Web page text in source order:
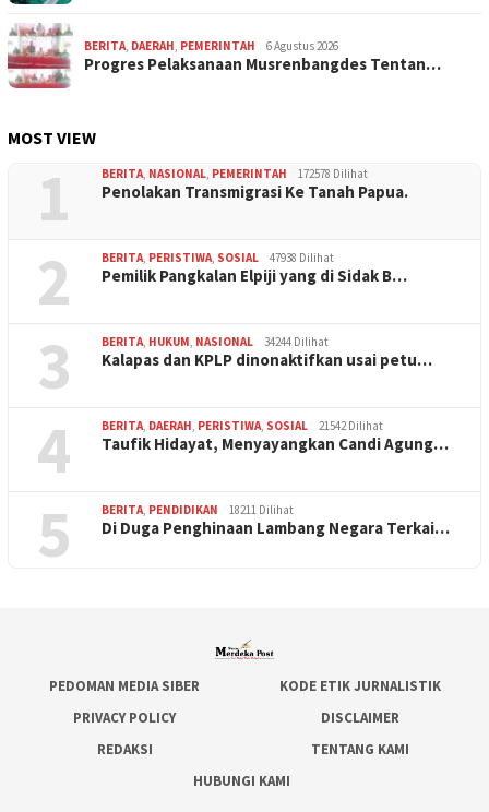
BERITA DAERAH PEMERINTAH 6 Agustus 2026
Progres Pelaksanaan Musrenbangdes Tentan…
MOST VIEW
1 BERITA NASIONAL PEMERINTAH 172578 Dilihat
Penolakan Transmigrasi Ke Tanah Papua.
2 BERITA PERISTIWA SOSIAL 47938 Dilihat
Pemilik Pangkalan Elpiji yang di Sidak B…
3 BERITA HUKUM NASIONAL 34244 Dilihat
Kalapas dan KPLP dinonaktifkan usai petu…
4 BERITA DAERAH PERISTIWA SOSIAL 21542 Dilihat
Taufik Hidayat, Menyayangkan Candi Agung…
5 BERITA PENDIDIKAN 18211 Dilihat
Di Duga Penghinaan Lambang Negara Terkai…
PEDOMAN MEDIA SIBER
KODE ETIK JURNALISTIK
PRIVACY POLICY
DISCLAIMER
REDAKSI
TENTANG KAMI
HUBUNGI KAMI